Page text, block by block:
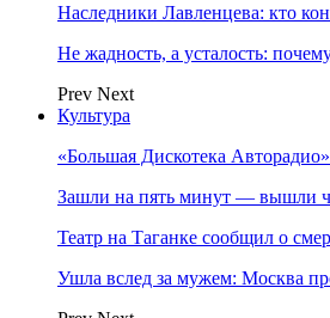
Наследники Лавленцева: кто
Не жадность, а усталость:
Prev Next
Культура
«Большая Дискотека
Зашли на пять минут — вышли
Театр на Таганке сообщил о
Ушла вслед за мужем: Москва